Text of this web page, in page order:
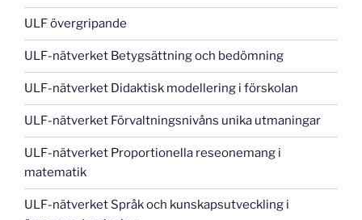
ULF övergripande
ULF-nätverket Betygsättning och bedömning
ULF-nätverket Didaktisk modellering i förskolan
ULF-nätverket Förvaltningsnivåns unika utmaningar
ULF-nätverket Proportionella reseonemang i
matematik
ULF-nätverket Språk och kunskapsutveckling i